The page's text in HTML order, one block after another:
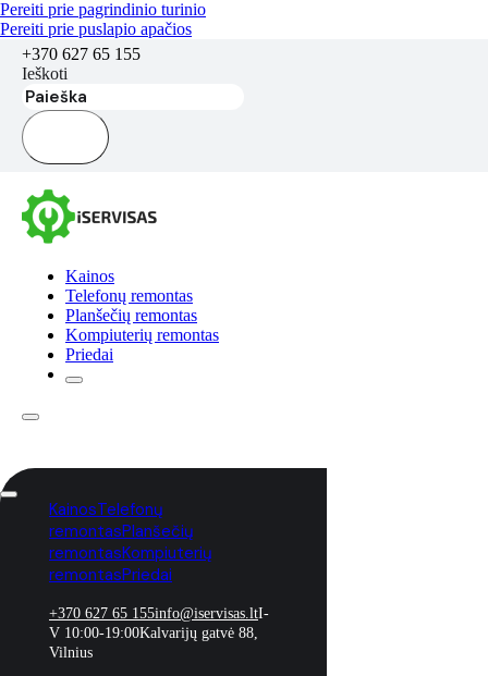
Pereiti prie pagrindinio turinio
Pereiti prie puslapio apačios
+370 627 65 155
Ieškoti
Kainos
Telefonų remontas
Planšečių remontas
Kompiuterių remontas
Priedai
KainosTelefonų
remontasPlanšečių
remontasKompiuterių
remontasPriedai
+370 627 65 155info@iservisas.ltI-
V 10:00-19:00Kalvarijų gatvė 88,
Vilnius